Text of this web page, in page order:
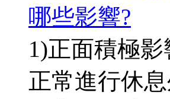
1)正面積極
正常進行休